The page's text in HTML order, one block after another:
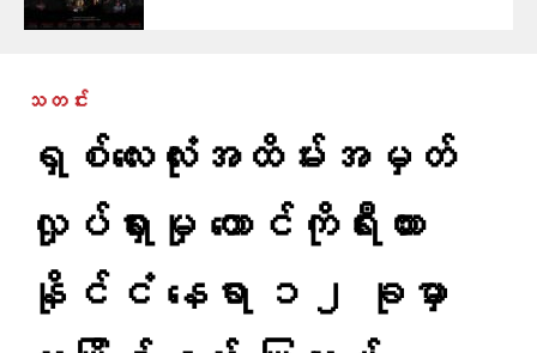
သတင်း
ရှစ်လေးလုံးအထိမ်းအမှတ်
လှုပ်ရှားမှု တောင်ကိုရီးယား
နိုင်ငံ နေရာ ၁၂ ခုမှာ